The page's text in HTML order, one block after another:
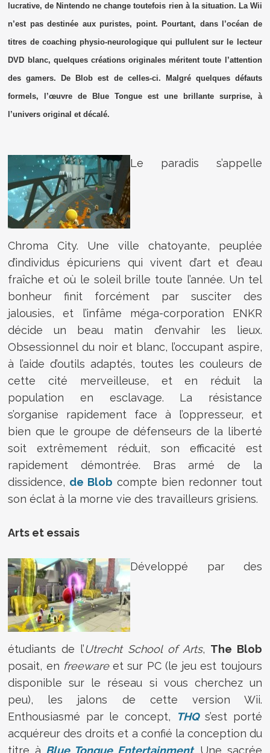
lucrative, de Nintendo ne change toutefois rien à la situation. La Wii
n’est pas destinée aux puristes, point. Pourtant, dans l’océan de
titres de coaching physio-neurologique qui pullulent sur le lecteur
DVD blanc, quelques créations originales méritent toute l’attention
des gamers. De Blob est de celles-ci. Malgré quelques défauts
formels, l’œuvre de Blue Tongue est une brillante surprise, à
l’univers original et décalé.
Le paradis s’appelle
Chroma City. Une ville chatoyante, peuplée
d’individus épicuriens qui vivent d’art et d’eau
fraîche et où le soleil brille toute l’année. Un tel
bonheur finit forcément par susciter des
jalousies, et l’infâme méga-corporation ENKR
décide un beau matin d’envahir les lieux.
Obsessionnel du noir et blanc, l’occupant aspire,
à l’aide d’outils adaptés, toutes les couleurs de
cette cité merveilleuse, et en réduit la
population en esclavage. La résistance
s’organise rapidement face à l’oppresseur, et
bien que le groupe de défenseurs de la liberté
soit extrêmement réduit, son efficacité est
rapidement démontrée. Bras armé de la
dissidence, de Blob compte bien redonner tout
son éclat à la morne vie des travailleurs grisiens.
Arts et essais
Développé par des
étudiants de l’Utrecht School of Arts, The Blob
posait, en freewareet sur PC (le jeu est toujours
disponible sur le réseau si vous cherchez un
peu), les jalons de cette version Wii.
Enthousiasmé par le concept,
THQs’est porté
acquéreur des droits et a confié la conception du
titre à Blue Tongue Entertainment. Une sacrée